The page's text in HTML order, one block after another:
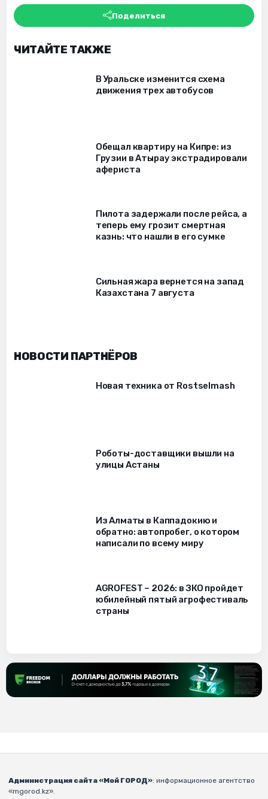
Поделиться
ЧИТАЙТЕ ТАКЖЕ
В Уральске изменится схема
движения трех автобусов
Обещал квартиру на Кипре: из
Грузии в Атырау экстрадировали
афериста
Пилота задержали после рейса, а
теперь ему грозит смертная
казнь: что нашли в его сумке
Сильная жара вернется на запад
Казахстана 7 августа
НОВОСТИ ПАРТНЁРОВ
Новая техника от Rostselmash
Роботы-доставщики вышли на
улицы Астаны
Из Алматы в Каппадокию и
обратно: автопробег, о котором
написали по всему миру
AGROFEST – 2026: в ЗКО пройдет
юбилейный пятый агрофестиваль
страны
Администрация сайта «Мой ГОРОД»: информационное агентство
«mgorod.kz».